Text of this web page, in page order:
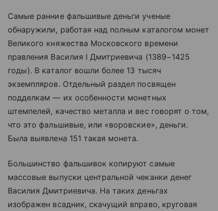
Самые ранние фальшивые деньги ученые
обнаружили, работая над полным каталогом монет
Великого княжества Московского времени
правления Василия I Дмитриевича (1389−1425
годы). В каталог вошли более 13 тысяч
экземпляров. Отдельный раздел посвящен
подделкам — их особенности монетных
штемпелей, качество металла и вес говорят о том,
что это фальшивые, или «воровские», деньги.
Была выявлена 151 такая монета.
Большинство фальшивок копируют самые
массовые выпуски центральной чеканки денег
Василия Дмитриевича. На таких деньгах
изображен всадник, скачущий вправо, круговая